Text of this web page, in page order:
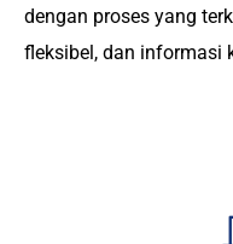
dengan proses yang
fleksibel, dan informasi